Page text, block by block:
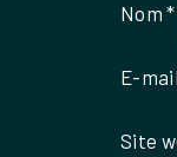
Nom*
E-
Site